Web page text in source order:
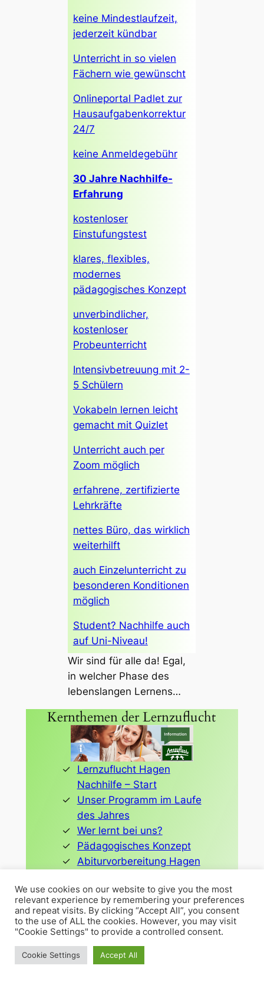
keine Mindestlaufzeit,
jederzeit kündbar
Unterricht in so vielen
Fächern wie gewünscht
Onlineportal Padlet zur
Hausaufgabenkorrektur
24/7
keine Anmeldegebühr
30 Jahre Nachhilfe-
Erfahrung
kostenloser
Einstufungstest
klares, flexibles,
modernes
pädagogisches Konzept
unverbindlicher,
kostenloser
Probeunterricht
Intensivbetreuung mit 2-
5 Schülern
Vokabeln lernen leicht
gemacht mit Quizlet
Unterricht auch per
Zoom möglich
erfahrene, zertifizierte
Lehrkräfte
nettes Büro, das wirklich
weiterhilft
auch Einzelunterricht zu
besonderen Konditionen
möglich
Student? Nachhilfe auch
auf Uni-Niveau!
Wir sind für alle da! Egal,
in welcher Phase des
lebenslangen Lernens…
Kernthemen der Lernzuflucht
Lernzuflucht Hagen
Nachhilfe – Start
Unser Programm im Laufe
des Jahres
Wer lernt bei uns?
Pädagogisches Konzept
Abiturvorbereitung Hagen
Schwäche
Nachhilfe kostenlos mit
Bildungsgutschein
Mathematik
Deutsch
We use cookies on our website to give you the most
relevant experience by remembering your preferences
and repeat visits. By clicking “Accept All”, you consent
to the use of ALL the cookies. However, you may visit
"Cookie Settings" to provide a controlled consent.
Cookie Settings Accept All